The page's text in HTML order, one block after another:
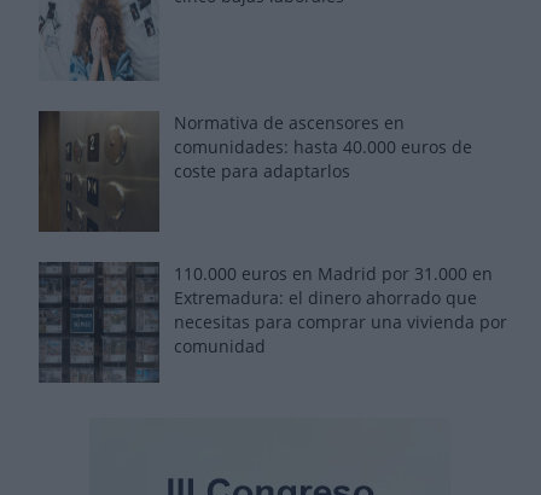
Normativa de ascensores en
comunidades: hasta 40.000 euros de
coste para adaptarlos
110.000 euros en Madrid por 31.000 en
Extremadura: el dinero ahorrado que
necesitas para comprar una vivienda por
comunidad